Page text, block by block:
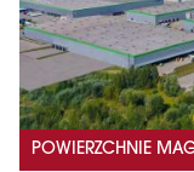
POWIERZCHNIE
CZERWIEC 2026